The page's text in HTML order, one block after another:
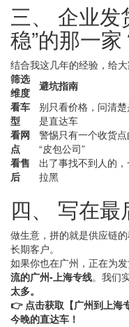
三、 企业发
稳”的那一家
结合我这几年的经验，给
筛选
维度
避坑指南
看车
型
别只看价格，问清楚
是直达车
看网
点
警惕只有一个收货点
“皮包公司”
看售
后
出了事找不到人的
拉黑
四、 写在最
做生意，拼的就是供应链
长期客户。
如果你也在广州，正在为
流的广州-上海专线。我们
太多。
👉 点击获取【广州到上海
今晚的直达车！